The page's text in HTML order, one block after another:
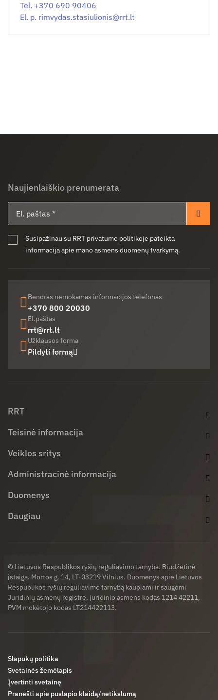
Tel. +370 690 90406
El. p. rimvydas.stasiulionis@rrt.lt
Naujienlaiškio prenumerata
Susipažinau su RRT privatumo politikoje pateikta
informacija apie mano asmens duomenų tvarkymą.
Bendras nemokamas informacijos telefonas
+370 800 20030
El.paštas
rrt@rrt.lt
Užklausos forma
Pildyti formą
RRT
Teisinė informacija
Veiklos sritys
Administracinė informacija
Duomenys
Daugiau
© Lietuvos Respublikos ryšių reguliavimo tarnyba. Biudžetinė
įstaiga. Mortos g. 14, LT-03219 Vilnius. Duomenys apie Lietuvos
Respublikos ryšių reguliavimo tarnybą kaupiami ir saugomi
Juridinių asmenų registre, juridinio asmens kodas 1214 42211,
PVM mokėtojo kodas LT214422113.
Slapukų politika
Svetainės žemėlapis
Įvertinti svetainę
Pranešti apie puslapio klaidą/netikslumą